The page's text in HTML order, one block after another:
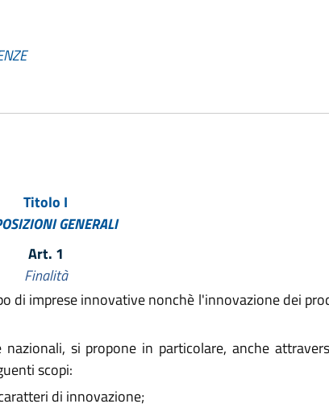
Titolo I
GENERALI
Art. 1
Finalità
di imprese innovative nonchè l'innovazione dei
si propone in particolare, anche
scopi:
di innovazione;